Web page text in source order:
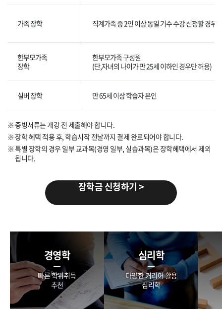
가족 장학 직계가족 중 2인 이상 동일 기수 수강 신청할 경우
한부모가족
장학
한부모가족 구성원
(단,자녀의 나이가 만 25세 이하인 경우만 허용)
실버 장학 만 65세 이상 학습자 본인
증빙서류는 개강 전 제출해야 합니다.
장학 혜택 적용 후, 학습시작 전날까지 결제 완료되어야 합니다.
특별 장학의 경우 일부 교과목(경영 일부, 실습과목)은 장학혜택에서 제외
됩니다.
장학금 신청하기 >
경영학
빠른 학위취득
추천
심리학
다양한 커리어 활용
심리학